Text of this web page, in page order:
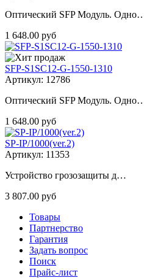
Оптический SFP Модуль.
1 648.00 руб
SFP-S1SC12-G-1550-1310
Артикул: 12786
Оптический SFP Модуль.
1 648.00 руб
SP-IP/1000(ver.2)
Артикул: 11353
Устройство грозозащиты д…
3 807.00 руб
Товары
Партнерство
Гарантия
Задать вопрос
Поиск
Прайс-лист